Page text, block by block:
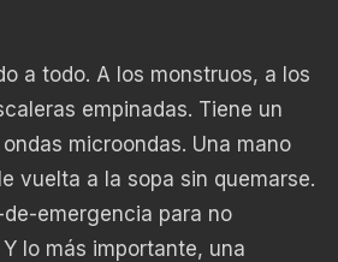
a todo. A los monstruos, a los
empinadas. Tiene un
microondas. Una mano
vuelta a la sopa sin quemarse.
emergencia para no
lo más importante, una